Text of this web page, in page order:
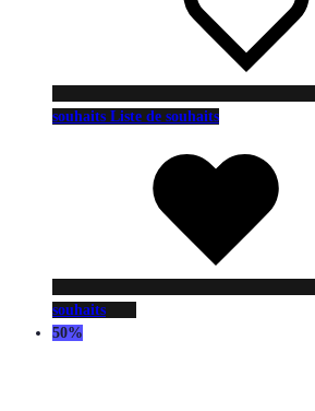
souhaits Liste de souhaits
souhaits
50%